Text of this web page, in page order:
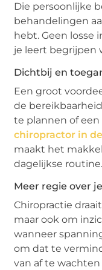
Die persoonlijke
behandelingen
hebt. Geen losse
je leert begrijpen
Dichtbij en
Een groot
de
te plannen of een
chiropractor in
maakt het
dagelijkse routine.
Meer regie over
Chiropractie
maar ook om
wanneer
om dat te
van af te